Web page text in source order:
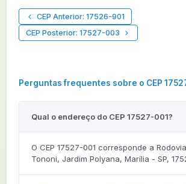
CEP Anterior: 17526-901
CEP Posterior: 17527-003
Perguntas frequentes sobre o CEP
Qual o endereço do CEP 17527-001?
O CEP 17527-001 corresponde a
Tononi, Jardim Polyana, Marília - SP,